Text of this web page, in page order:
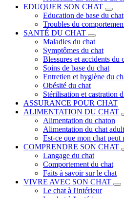
EDUQUER SON CHAT
Education de base du chat
Troubles du
SANTÉ DU CHAT
Maladies du chat
Symptômes du chat
Blessures et accidents du
Soins de base du chat
Entretien et hygiène du
Obésité du chat
Stérilisation et castration
ASSURANCE POUR CHAT
ALIMENTATION DU CHAT
Alimentation du chaton
Alimentation du chat
Est-ce que mon chat peut
COMPRENDRE SON CHAT
Langage du chat
Comportement du chat
Faits à savoir sur le chat
VIVRE AVEC SON CHAT
Le chat à l'intérieur